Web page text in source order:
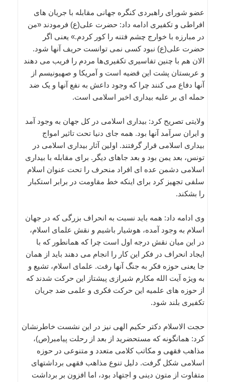
عضو شورای راهبردی کنگره جهانی مقابله با جریان های
افراطی و تکفیری ادامه داد: حضرت علی(ع) فرمودند «من
در مبارزه با خوارج چشم فتنه را کور کردم.» یعنی اگر
حضرت علی(ع) نبود کسی نمی توانست حریف آنها شود.
الان هم با چنین تفاسیری تکفیری‌ها مردم را فریب می دهند
و عربستان پشت این قضیه است و آمریکا و صهیونیسم از
آنها دفاع می کنند چرا که وجود داعش به نفع آنها و یک ضد
حمله ای بر علیه بیداری اخیر اسلامی است.
ولایتی تصریح کرد: بیداری اسلامی در کل جهان به وجود آمد
و ایران سرآمد آنها بود. همه جای دنیا تحت تاثیر امواج
بیداری اسلامی قرار گرفتند. اولین آثار بیداری اسلامی در
تونس، بعد یمن بود و بعد جاهای دیگر. برای مقابله با بیداری
اسلامی دشمن عده ای افراد منحرف را تحت عنوان اسلام
سلفی تجهیز کرد برای اینکه خط مقاومت در برابر استکبار
را بشکند.
وی ادامه داد: همه باید نسبت به انحراف بزرگی که در جهان
اسلام به وجود آمده، هوشیار باشیم و نقش علمای اسلام،
در این میان نقش درجه اول است چرا که همانطور که با
ایجاد انحراف در فکر این کار را انجام می دهند باید از همان
جا یعنی حوزه فکر به جنگ آنها رفت. علمای اسلام، تشیع و
به ویژه آیت الله مکارم شیرازی پیشتاز این حرکت شدند که
از حوزه های علمیه این حرکت فکری و علمی ضد جریان
تکفیری بلند شود.
حجت الاسلام دکتر حکیم الهی نیز در این نشست خاطرنشان
کرد: همانگونه که مستحضرید از بعد از رحلت پیامبر(ص)،
مذاهب فقهی و مکاتب کلامی متعدد و متنوعی در حوزه
اسلامی شکل گرفت. دلیل تنوع مذاهب فقهی برداشتهای
متفاوت از متون دینی و اجتهاد بود، اما افزون بر برداشت